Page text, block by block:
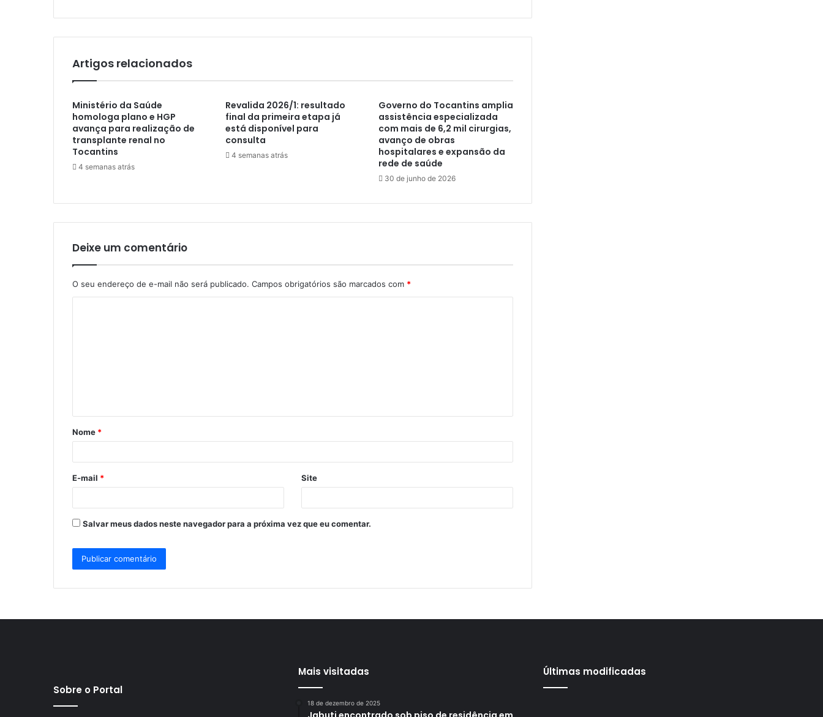
Artigos relacionados
Ministério da Saúde
homologa plano e HGP
avança para realização de
transplante renal no
Tocantins
4 semanas atrás
Revalida 2026/1: resultado
final da primeira etapa já
está disponível para
consulta
4 semanas atrás
Governo do Tocantins amplia
assistência especializada
com mais de 6,2 mil cirurgias,
avanço de obras
hospitalares e expansão da
rede de saúde
30 de junho de 2026
Deixe um comentário
O seu endereço de e-mail não será publicado. Campos obrigatórios são marcados com *
á
r
*
Nome *
E-mail * Site
Salvar meus dados neste navegador para a próxima vez que eu comentar.
Sobre o Portal
Mais visitadas
18 de dezembro de 2025
Últimas modificadas